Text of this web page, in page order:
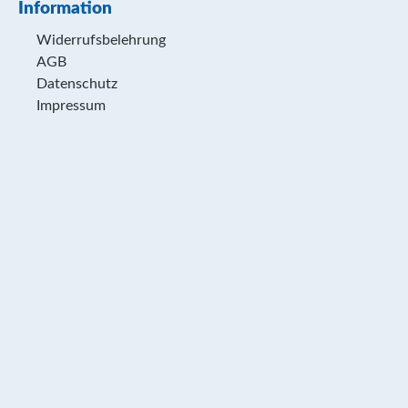
Information
Widerrufsbelehrung
AGB
Datenschutz
Impressum